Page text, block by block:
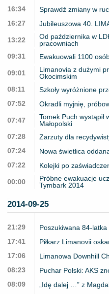
16:34
Sprawdź zmiany w
16:27
Jubileuszowa 40.
13:22
Od października w
pracowniach
09:31
Ewakuowali 1100
09:01
Limanovia z dużymi
Okocimskim
08:11
Szkoły wyróżnione
07:52
Okradli myjnię,
07:47
Tomek Puch
Małopolski
07:28
Zarzuty dla
07:24
Nowa świetlica
07:22
Kolejki po
00:00
Próbne ewakuacje
Tymbark 2014
2014-09-25
21:29
Poszukiwana 84-
17:41
Piłkarz Limanovii
17:06
Limanowa Downhill
08:23
Puchar Polski: AKS
08:09
„Idę dalej …” z